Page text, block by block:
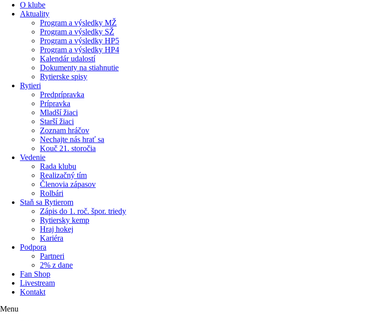
O klube
Aktuality
Program a výsledky MŽ
Program a výsledky SŽ
Program a výsledky HP5
Program a výsledky HP4
Kalendár udalostí
Dokumenty na stiahnutie
Rytierske spisy
Rytieri
Predprípravka
Prípravka
Mladší žiaci
Starší žiaci
Zoznam hráčov
Nechajte nás hrať sa
Kouč 21. storočia
Vedenie
Rada klubu
Realizačný tím
Členovia zápasov
Rolbári
Staň sa Rytierom
Zápis do 1. roč. špor. triedy
Rytiersky kemp
Hraj hokej
Kariéra
Podpora
Partneri
2% z dane
Fan Shop
Livestream
Kontakt
Menu